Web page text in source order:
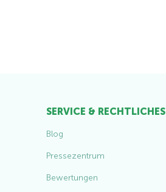
SERVICE & RECHTLICHES
Blog
Pressezentrum
Bewertungen